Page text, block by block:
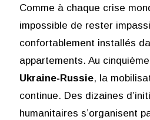
Comme à chaque crise
impossible de rester
confortablement installés
appartements. Au
Ukraine-Russie, la
continue. Des dizaines
humanitaires s’organisent